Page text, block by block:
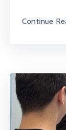
Continue